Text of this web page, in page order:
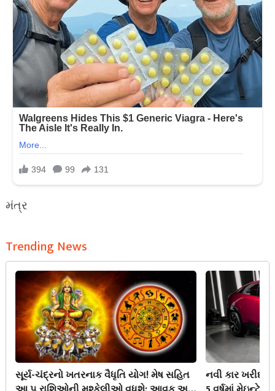
મંત્ર
Trending News
સૂર્ય-ચંદ્રનો ખતરનાક વૈધૃતિ યોગ! મેષ સહિત
નવી કાર